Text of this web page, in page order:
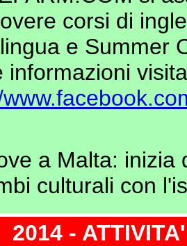
corsi di
e Summer
informazioni
a Malta: inizia
culturali con
2014 -